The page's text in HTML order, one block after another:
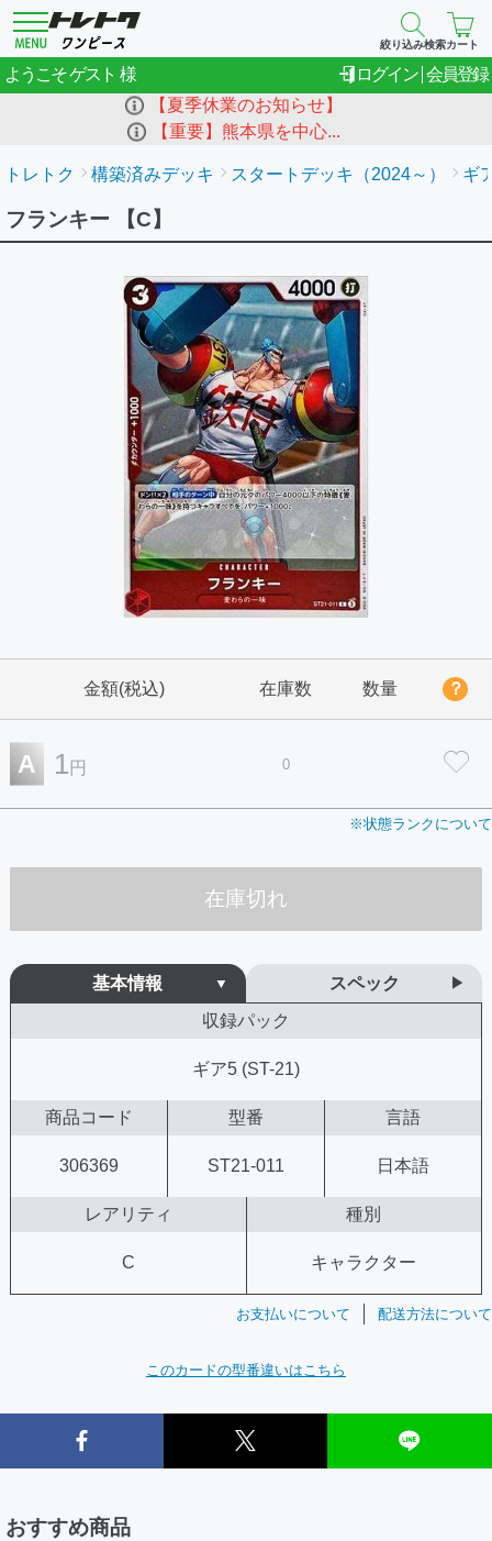
絞り込み検索カート
ようこそゲスト ログイン 会員登録
【夏季休業のお知らせ】
【重要】熊本県を中心...
トレトク 構築済みデッキ スタートデッキ（2024～） ギ
フランキー 【C】
金額(税込) 在庫数 数量 ？
A 1 円 0
※状態ランクについて
在庫切れ
基本情報
スペック
収録パック
ギア5 (ST-21)
商品コード 型番 言語
306369 ST21-011 日本語
レアリティ 種別
C キャラクター
お支払いについて 配送方法について
このカードの型番違いはこちら
おすすめ商品